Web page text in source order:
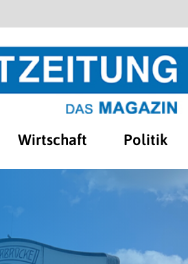
Wirtschaft Politik